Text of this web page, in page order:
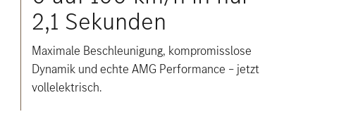
2,1 Sekunden
Maximale Beschleunigung, kompromisslose
Dynamik und echte AMG Performance – jetzt
vollelektrisch.